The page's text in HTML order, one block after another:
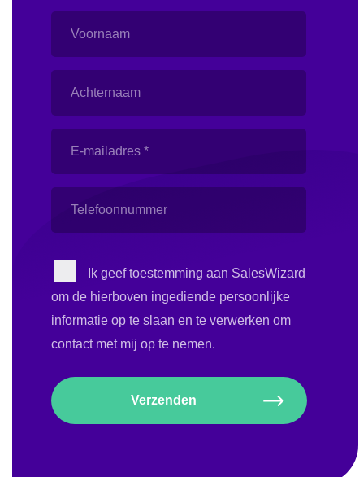
mailadres
(Vereist)
InstemmingIk geef toestemming aan SalesWizard
om de hierboven ingediende persoonlijke
informatie op te slaan en te verwerken om
contact met mij op te nemen.